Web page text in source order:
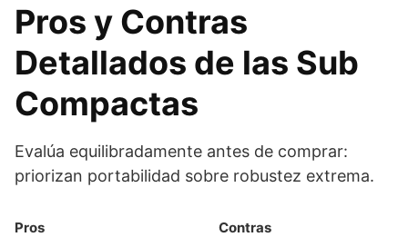
Pros y Contras
Detallados de las Sub
Compactas
Evalúa equilibradamente antes de comprar:
priorizan portabilidad sobre robustez extrema.
Pros Contras